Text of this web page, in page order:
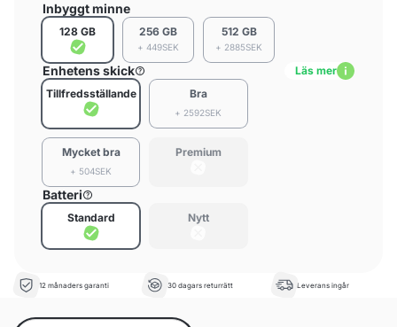
Inbyggt minne
128 GB 256 GB
+ 449SEK
512 GB
+ 2885SEK
Enhetens skick
Läs mer
Tillfredsställande
Bra
+ 2592SEK
Mycket bra
+ 504SEK
Premium
Batteri
Standard Nytt
12 månaders garanti 30 dagars returrätt Leverans ingår